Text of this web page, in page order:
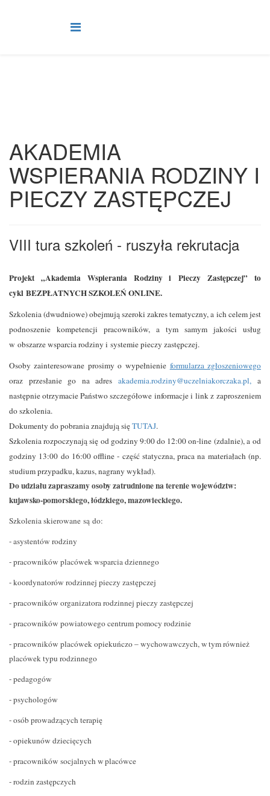
AKADEMIA
WSPIERANIA RODZINY I
PIECZY ZASTĘPCZEJ
VIII tura szkoleń - ruszyła rekrutacja
Projekt „Akademia Wspierania Rodziny i Pieczy Zastępczej” to
cykl BEZPŁATNYCH SZKOLEŃ ONLINE.
Szkolenia (dwudniowe) obejmują szeroki zakres tematyczny, a ich celem jest
podnoszenie kompetencji pracowników, a tym samym jakości usług
w obszarze wsparcia rodziny i systemie pieczy zastępczej.
Osoby zainteresowane prosimy o wypełnienie formularza zgłoszeniowego
oraz przesłanie go na adres akademia.rodziny@uczelniakorczaka.pl,a
następnie otrzymacie Państwo szczegółowe informacje i link z zaproszeniem
do szkolenia.
Dokumenty do pobrania znajdują sięTUTAJ.
Szkolenia rozpoczynają się od godziny 9:00 do 12:00 on-line (zdalnie), a od
godziny 13:00 do 16:00 offline - część statyczna, praca na materiałach (np.
studium przypadku, kazus, nagrany wykład).
Do udziału zapraszamy osoby zatrudnione na terenie województw:
kujawsko-pomorskiego, łódzkiego, mazowieckiego.
Szkolenia skierowane są do:
- asystentów rodziny
- pracowników placówek wsparcia dziennego
- koordynatorów rodzinnej pieczy zastępczej
- pracowników organizatora rodzinnej pieczy zastępczej
- pracowników powiatowego centrum pomocy rodzinie
- pracowników placówek opiekuńczo – wychowawczych, w tym również
placówek typu rodzinnego
- pedagogów
- psychologów
- osób prowadzących terapię
- opiekunów dziecięcych
- pracowników socjalnych w placówce
- rodzin zastępczych